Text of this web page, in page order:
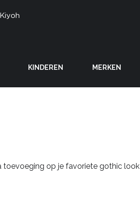
KINDEREN MERKEN
toevoeging op je favoriete gothic look